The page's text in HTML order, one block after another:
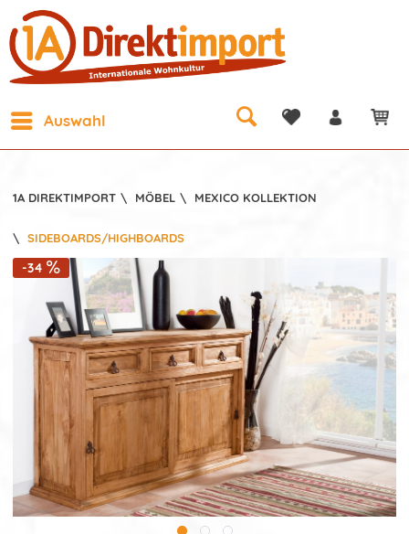
Auswahl
1A DIREKTIMPORT \ MÖBEL \ MEXICO KOLLEKTION
\ SIDEBOARDS/HIGHBOARDS
-34